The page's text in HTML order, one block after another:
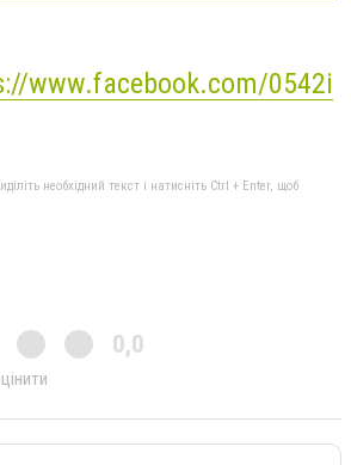
www.facebook.com/0542i
необхідний текст і натисніть Ctrl + Enter, щоб
0,0